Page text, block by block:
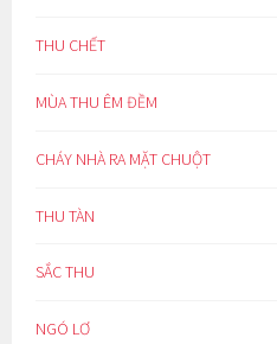
THU CHẾT
MÙA THU ÊM ĐỀM
CHÁY NHÀ RA MẶT CHUỘT
THU TÀN
SẮC THU
NGÓ LƠ